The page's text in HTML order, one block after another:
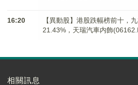
16:20
【異動股】港股跌幅榜前十，
21.43%，天瑞汽車内飾
相關訊息